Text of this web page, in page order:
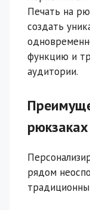
Печать на
создать
функцию и
аудитории.
рядом